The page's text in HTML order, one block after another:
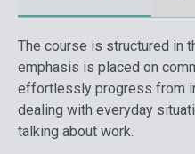
The course is structured in
emphasis is placed on
effortlessly progress from
dealing with everyday
talking about work.